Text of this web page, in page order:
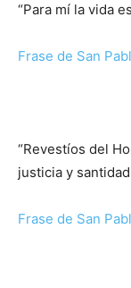
“Para mí la vida
Frase de San
“Revestíos del
justicia y
Frase de San